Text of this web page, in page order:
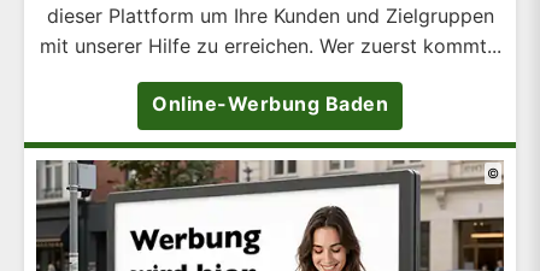
dieser Plattform um Ihre Kunden und Zielgruppen
mit unserer Hilfe zu erreichen. Wer zuerst kommt...
Online-Werbung Baden
©